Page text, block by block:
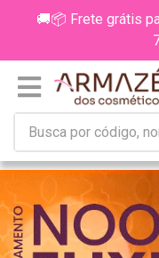
🚚📦 Frete grátis